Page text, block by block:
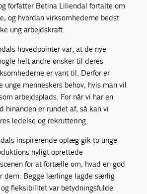
forfatter Betina Liliendal fortalte om
og hvordan virksomhederne bedst
ung arbejdskraft.
hovedpointer var, at de nye
helt andre ønsker til deres
er vant til. Derfor er
unge menneskers behov, hvis man vil
arbejdsplads. For når vi har en
hinanden er rundet af, så kan vi
ledelse og rekruttering.
inspirerende oplæg gik to unge
nyligt oprettede
for at fortælle om, hvad en god
dem. Begge lærlinge lagde særlig
fleksibilitet var betydningsfulde